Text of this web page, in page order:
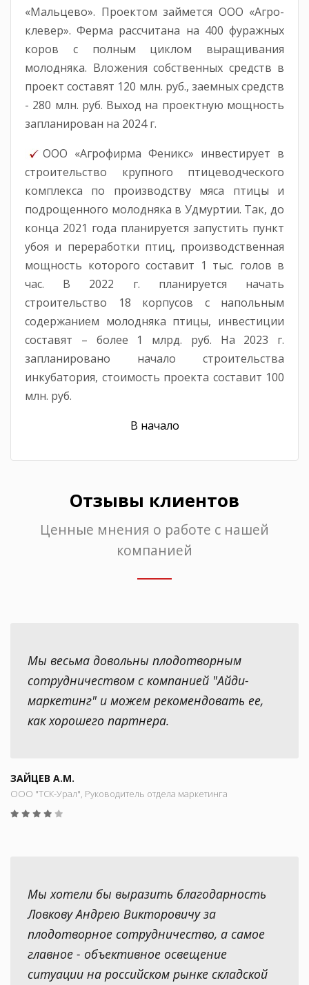
«Мальцево». Проектом займется ООО «Агро-
клевер». Ферма рассчитана на 400 фуражных
коров с полным циклом выращивания
молодняка. Вложения собственных средств в
проект составят 120 млн. руб., заемных средств
- 280 млн. руб. Выход на проектную мощность
запланирован на 2024 г.
ООО «Агрофирма Феникс» инвестирует в
строительство крупного птицеводческого
комплекса по производству мяса птицы и
подрощенного молодняка в Удмуртии. Так, до
конца 2021 года планируется запустить пункт
убоя и переработки птиц, производственная
мощность которого составит 1 тыс. голов в
час. В 2022 г. планируется начать
строительство 18 корпусов с напольным
содержанием молодняка птицы, инвестиции
составят – более 1 млрд. руб. На 2023 г.
запланировано начало строительства
инкубатория, стоимость проекта составит 100
млн. руб.
В начало
Отзывы клиентов
Ценные мнения о работе с нашей
компанией
Мы весьма довольны плодотворным
сотрудничеством с компанией "Айди-
маркетинг" и можем рекомендовать ее,
как хорошего партнера.
ЗАЙЦЕВ А.М.
ООО "ТСК-Урал", Руководитель отдела маркетинга
Мы хотели бы выразить благодарность
Ловкову Андрею Викторовичу за
плодотворное сотрудничество, а самое
главное - объективное освещение
ситуации на российском рынке складской